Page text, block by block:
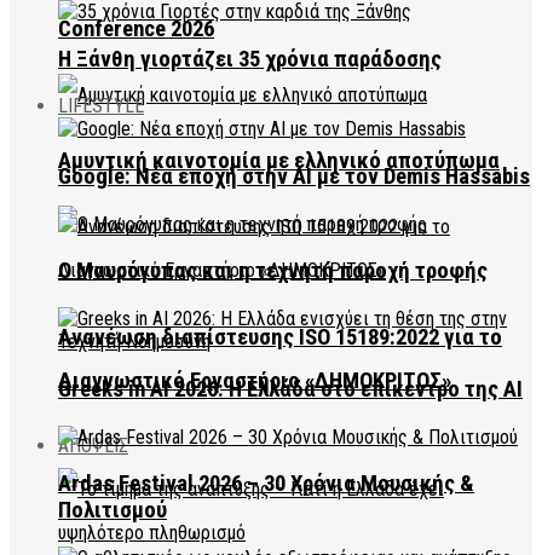
Conference 2026
Αμυντική καινοτομία με ελληνικό αποτύπωμα
Ανανέωση διαπίστευσης ISO 15189:2022 για το
Διαγνωστικό Εργαστήριο «ΔΗΜΟΚΡΙΤΟΣ»
ΑΠΟΨΕΙΣ
Η Ξάνθη γιορτάζει 35 χρόνια παράδοσης
LIFESTYLE
Google: Νέα εποχή στην AI με τον Demis Hassabis
Ο Μαυρόγυπας και η τεχνητή παροχή τροφής
Greeks in AI 2026: Η Ελλάδα στο επίκεντρο της AI
Ardas Festival 2026 – 30 Χρόνια Μουσικής &
Πολιτισμού